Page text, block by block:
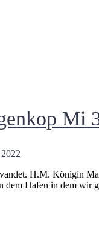
Mi
H.M. Königin
dem Hafen in dem wir